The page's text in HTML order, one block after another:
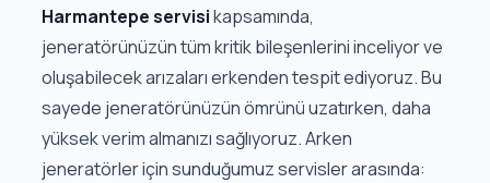
Harmantepe servisikapsamında,
jeneratörünüzün tüm kritik bileşenlerini inceliyor ve
oluşabilecek arızaları erkenden tespit ediyoruz. Bu
sayede jeneratörünüzün ömrünü uzatırken, daha
yüksek verim almanızı sağlıyoruz. Arken
jeneratörler için sunduğumuz servisler arasında: